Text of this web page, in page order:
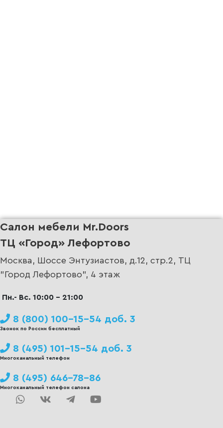
Салон мебели Mr.Doors
ТЦ «Город» Лефортово
Москва, Шоссе Энтузиастов, д.12, стр.2, ТЦ
"Город Лефортово", 4 этаж
Пн.- Вс. 10:00 - 21:00
8 (800) 100-15-54 доб. 3
Звонок по России бесплатный
8 (495) 101-15-54 доб. 3
Многоканальный телефон
8 (495) 646-78-86
Многоканальный телефон салона